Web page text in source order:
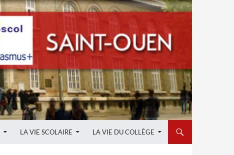
LA VIE SCOLAIRE LA VIE DU COLLÈGE